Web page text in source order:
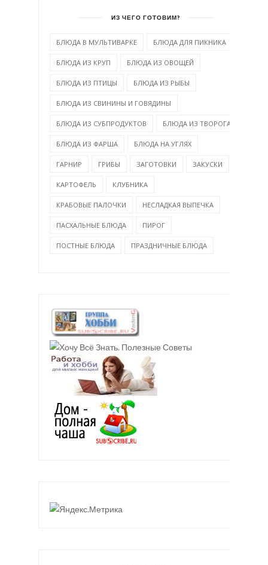
ИЗ ЧЕГО ГОТОВИМ?
БЛЮДА В МУЛЬТИВАРКЕ БЛЮДА ДЛЯ ПИКНИКА
БЛЮДА ИЗ КРУП БЛЮДА ИЗ ОВОЩЕЙ
БЛЮДА ИЗ ПТИЦЫ БЛЮДА ИЗ РЫБЫ
БЛЮДА ИЗ СВИНИНЫ И ГОВЯДИНЫ
БЛЮДА ИЗ СУБПРОДУКТОВ БЛЮДА ИЗ ТВОРОГА
БЛЮДА ИЗ ФАРША БЛЮДА НА УГЛЯХ
ГАРНИР ГРИБЫ ЗАГОТОВКИ ЗАКУСКИ
КАРТОФЕЛЬ КЛУБНИКА
КРАБОВЫЕ ПАЛОЧКИ НЕСЛАДКАЯ ВЫПЕЧКА
ПАСХАЛЬНЫЕ БЛЮДА ПИРОГ
ПОСТНЫЕ БЛЮДА ПРАЗДНИЧНЫЕ БЛЮДА